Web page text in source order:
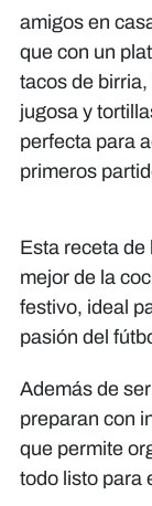
amigos en
que con un
tacos de
jugosa y
perfecta para
primeros
Esta receta de
mejor de la
festivo, ideal
pasión del
Además de
preparan con
que permite
todo listo para